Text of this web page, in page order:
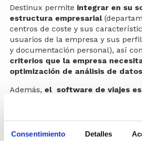
Consentimiento Detalles
Destinux permite integrar en su
estructura empresarial
centros de coste y sus
usuarios de la empresa y sus
y documentación personal), así
criterios que la empresa
optimización de análisis de
Además, el software de viajes
independientemente de su
optimizando todos los procesos
realizando un posterior análisis